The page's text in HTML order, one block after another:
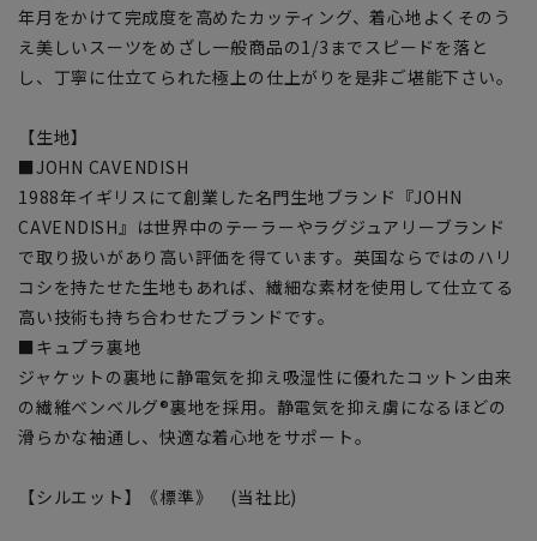
年月をかけて完成度を高めたカッティング、着心地よくそのう
え美しいスーツをめざし一般商品の1/3までスピードを落と
し、丁寧に仕立てられた極上の仕上がりを是非ご堪能下さい。
【生地】
■JOHN CAVENDISH
1988年イギリスにて創業した名門生地ブランド『JOHN
CAVENDISH』は世界中のテーラーやラグジュアリーブランド
で取り扱いがあり高い評価を得ています。英国ならではのハリ
コシを持たせた生地もあれば、繊細な素材を使用して仕立てる
高い技術も持ち合わせたブランドです。
■キュプラ裏地
ジャケットの裏地に静電気を抑え吸湿性に優れたコットン由来
の繊維ベンベルグ®裏地を採用。静電気を抑え虜になるほどの
滑らかな袖通し、快適な着心地をサポート。
【シルエット】《標準》 (当社比)